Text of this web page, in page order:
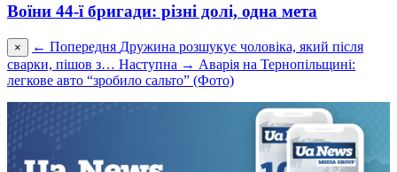
Воїни 44-ї бригади: різні долі, одна мета
× ← Попередня Дружина розшукує чоловіка, який після
сварки, пішов з… Наступна → Аварія на Тернопільщині:
легкове авто “зробило сальто” (Фото)